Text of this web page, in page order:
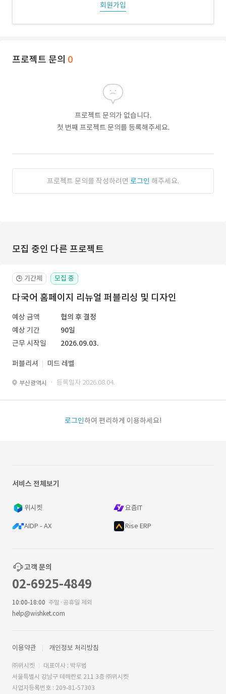
회원가입
프로젝트 문의 0
프로젝트 문의가 없습니다.
첫 번째 프로젝트 문의를 등록해주세요.
프로젝트 문의를 작성하려면 로그인 해주세요.
모집 중인 다른 프로젝트
🕒 기간제 모집 중
다국어 홈페이지 리뉴얼 퍼블리싱 및 디자인
예상 금액
협의 후 결정
예상 기간
90일
근무 시작일
2026.09.03.
퍼블리셔 미드 레벨
부산광역시 · 등록일자 2026.08.04.
로그인하여 편리하게 이용하세요!
서비스 전체보기
위시켓 요즘IT
AIDP - AX Rise ERP
고객 문의
02-6925-4849
10:00-18:00 주말·공휴일 제외
help@wishket.com
이용약관 개인정보 처리방침
㈜위시켓
대표이사 : 박우범
서울특별시 강남구 테헤란로 211 3층 ㈜위시켓
사업자등록번호 : 209-81-57303